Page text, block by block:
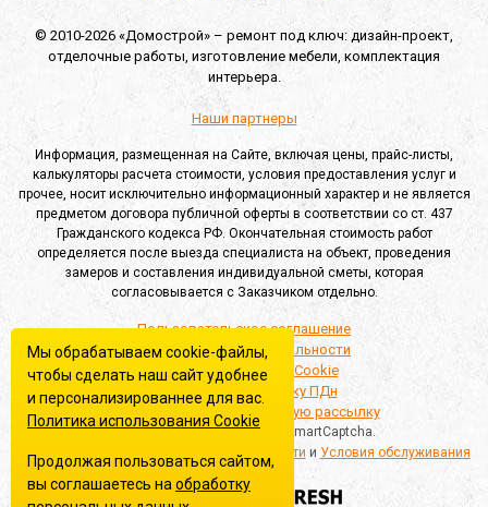
© 2010-2026 «Домострой» – ремонт под ключ: дизайн-проект,
отделочные работы, изготовление мебели, комплектация
интерьера.
Наши партнеры
Создание сайта
Информация, размещенная на Сайте, включая цены, прайс-листы,
калькуляторы расчета стоимости, условия предоставления услуг и
прочее, носит исключительно информационный характер и не является
предметом договора публичной оферты в соответствии со ст. 437
Гражданского кодекса РФ. Окончательная стоимость работ
определяется после выезда специалиста на объект, проведения
замеров и составления индивидуальной сметы, которая
согласовывается с Заказчиком отдельно.
Пользовательское соглашение
Политика конфиденциальности
Политика обработки Cookie
Согласие на обработку ПДн
Согласие на информационную рассылку
Этот сайт защищён Yandex SmartCaptcha.
Применяются
Политика конфиденциальности и Условия обслуживания
Мы обрабатываем cookie-файлы,
чтобы сделать наш сайт удобнее
и персонализированнее для вас.
Политика использования Сookie
Продолжая пользоваться сайтом,
вы соглашаетесь на обработку